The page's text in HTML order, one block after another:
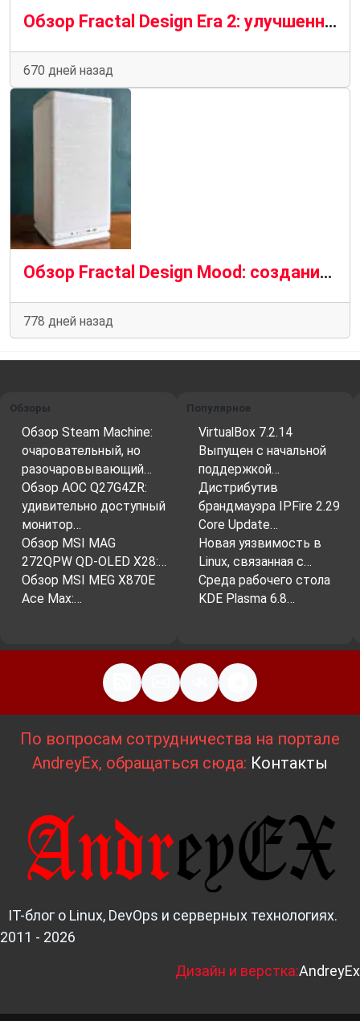
Обзор Fractal Design Era 2: улучшенный преемник
670 дней назад
Обзор Fractal Design Mood: создание корпуса для тканевых ПК
778 дней назад
Обзоры
Обзор Steam Machine:
очаровательный, но
разочаровывающий…
Обзор AOC Q27G4ZR:
удивительно доступный
монитор…
Обзор MSI MAG
272QPW QD-OLED X28:…
Обзор MSI MEG X870E
Ace Max:…
Популярное
VirtualBox 7.2.14
Выпущен с начальной
поддержкой…
Дистрибутив
брандмауэра IPFire 2.29
Core Update…
Новая уязвимость в
Linux, связанная с…
Среда рабочего стола
KDE Plasma 6.8…
По вопросам сотрудничества на портале
AndreyEx, обращаться сюда: Контакты
IT-блог о Linux, DevOps и серверных технологиях.
2011 - 2026
Дизайн и верстка:AndreyEx